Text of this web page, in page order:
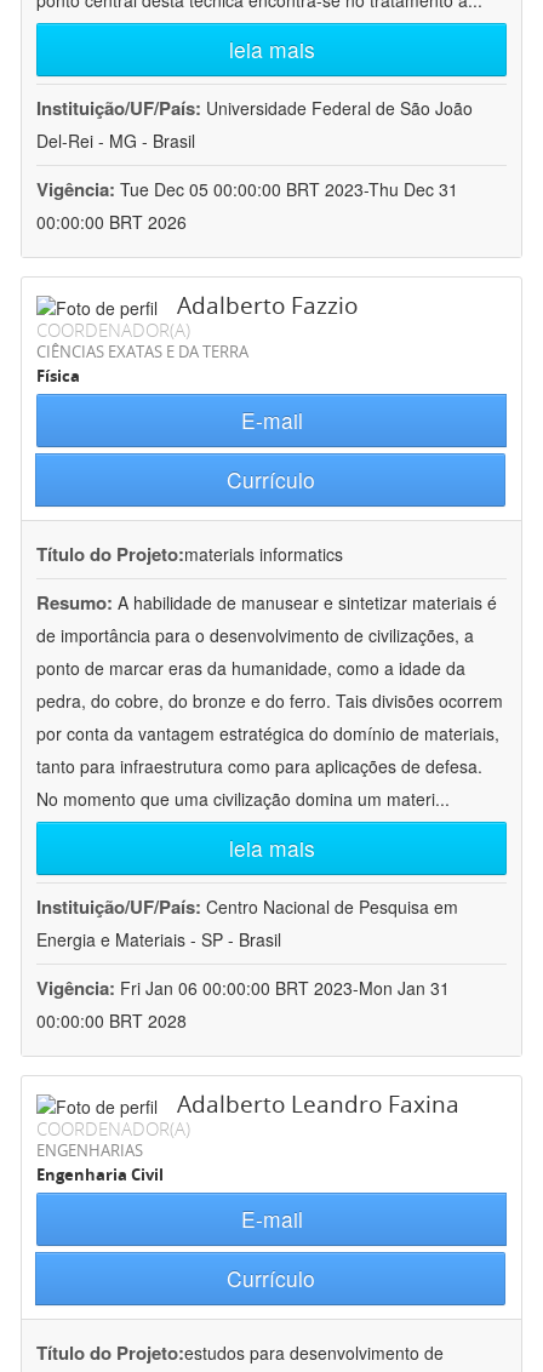
leia mais
Instituição/UF/País: Universidade Federal de São João
Del-Rei - MG - Brasil
Vigência: Tue Dec 05 00:00:00 BRT 2023-Thu Dec 31
00:00:00 BRT 2026
Adalberto Fazzio
COORDENADOR(A)
CIÊNCIAS EXATAS E DA TERRA
Física
E-mail
Currículo
Título do Projeto:materials informatics
Resumo: A habilidade de manusear e sintetizar materiais é
de importância para o desenvolvimento de civilizações, a
ponto de marcar eras da humanidade, como a idade da
pedra, do cobre, do bronze e do ferro. Tais divisões ocorrem
por conta da vantagem estratégica do domínio de materiais,
tanto para infraestrutura como para aplicações de defesa.
No momento que uma civilização domina um materi...
leia mais
Instituição/UF/País: Centro Nacional de Pesquisa em
Energia e Materiais - SP - Brasil
Vigência: Fri Jan 06 00:00:00 BRT 2023-Mon Jan 31
00:00:00 BRT 2028
Adalberto Leandro Faxina
COORDENADOR(A)
ENGENHARIAS
Engenharia Civil
E-mail
Currículo
Título do Projeto:estudos para desenvolvimento de